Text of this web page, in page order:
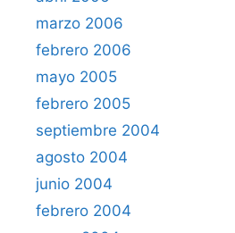
marzo 2006
febrero 2006
mayo 2005
febrero 2005
septiembre 2004
agosto 2004
junio 2004
febrero 2004